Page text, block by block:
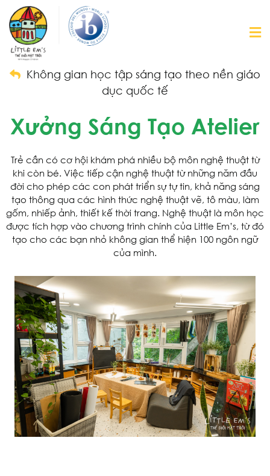
Không gian học tập sáng tạo theo nền giáo
dục quốc tế
Xưởng Sáng Tạo Atelier
Trẻ cần có cơ hội khám phá nhiều bộ môn nghệ thuật từ
khi còn bé. Việc tiếp cận nghệ thuật từ những năm đầu
đời cho phép các con phát triển sự tự tin, khả năng sáng
tạo thông qua các hình thức nghệ thuật vẽ, tô màu, làm
gốm, nhiếp ảnh, thiết kế thời trang. Nghệ thuật là môn học
được tích hợp vào chương trình chính của Little Em’s, từ đó
tạo cho các bạn nhỏ không gian thể hiện 100 ngôn ngữ
của mình.